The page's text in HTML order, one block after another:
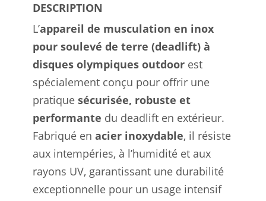
DESCRIPTION
L’appareil de musculation en inox
pour soulevé de terre (deadlift) à
disques olympiques outdoor est
spécialement conçu pour offrir une
pratique sécurisée, robuste et
performante du deadlift en extérieur.
Fabriqué en acier inoxydable, il résiste
aux intempéries, à l’humidité et aux
rayons UV, garantissant une durabilité
exceptionnelle pour un usage intensif